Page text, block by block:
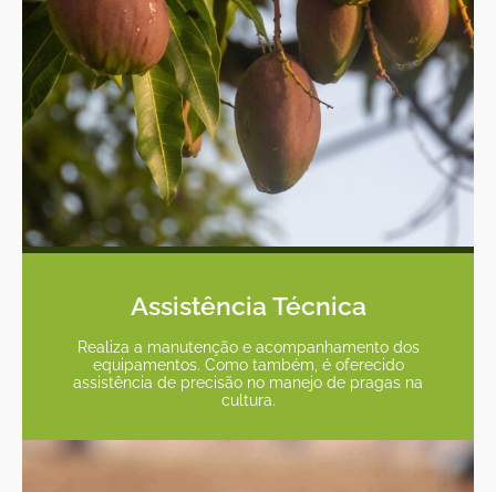
Assistência Técnica
Realiza a manutenção e acompanhamento dos
equipamentos. Como também, é oferecido
assistência de precisão no manejo de pragas na
cultura.